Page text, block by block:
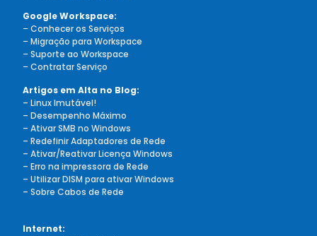
Google Workspace:
–Conhecer os Serviços
–Migração para Workspace
–Suporte ao Workspace
–Contratar Serviço
Artigos em Alta no Blog:
– Linux Imutável!
– Desempenho Máximo
– Ativar SMB no Windows
– Redefinir Adaptadores de Rede
– Ativar/Reativar Licença Windows
– Erro na impressora de Rede
– Utilizar DISM para ativar Windows
– Sobre Cabos de Rede
Internet: